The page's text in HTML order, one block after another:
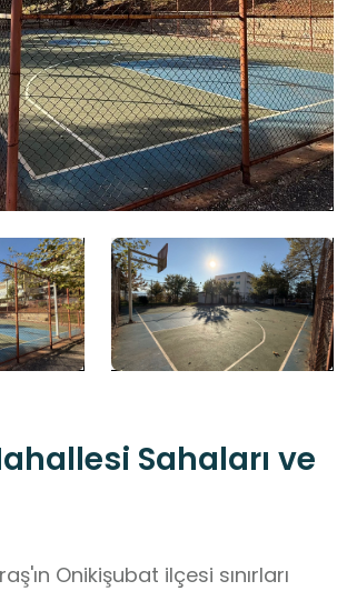
Sahaları ve
Onikişubat ilçesi sınırları